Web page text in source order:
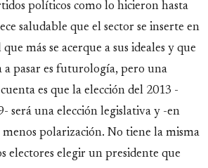
políticos como lo hicieron hasta
saludable que el sector se inserte en
más se acerque a sus ideales y que
a pasar es futurología, pero una
es que la elección del 2013 -
será una elección legislativa y -en
menos polarización. No tiene la misma
electores elegir un presidente que